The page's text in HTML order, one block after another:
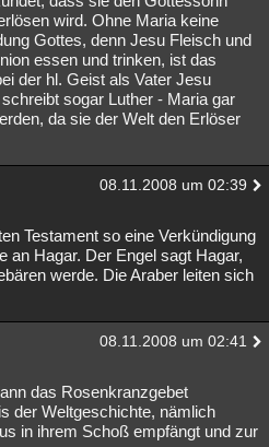
wird. Ohne Maria keine
Gottes, denn Jesu Fleisch und
essen und trinken, ist das
der hl. Geist als Vater Jesu
sogar Luther - Maria gar
da sie der Welt den Erlöser
08.11.2008 um 02:39
Testament so eine Verkündigung
an Hagar. Der Engel sagt Hagar,
werde. Die Araber leiten sich
08.11.2008 um 02:41
das Rosenkranzgebet
der Weltgeschichte, nämlich
in ihrem Schoß empfängt und zur